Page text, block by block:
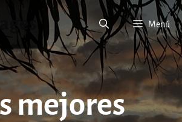
Menú
mejores